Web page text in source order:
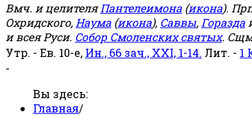
Вмч. и целителяПантелеимона (икона).
Охридского, Наума (икона), Саввы, Горазда
и всея Руси. Собор Смоленских святых.
Утр. - Ев. 10-е, Ин., 66 зач., XXI, 1-14. Лит. - 1
-
Вы здесь:
Главная/